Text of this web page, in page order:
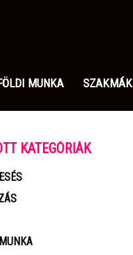
MUNKA SZAKMÁK
KATEGÓRIÁK